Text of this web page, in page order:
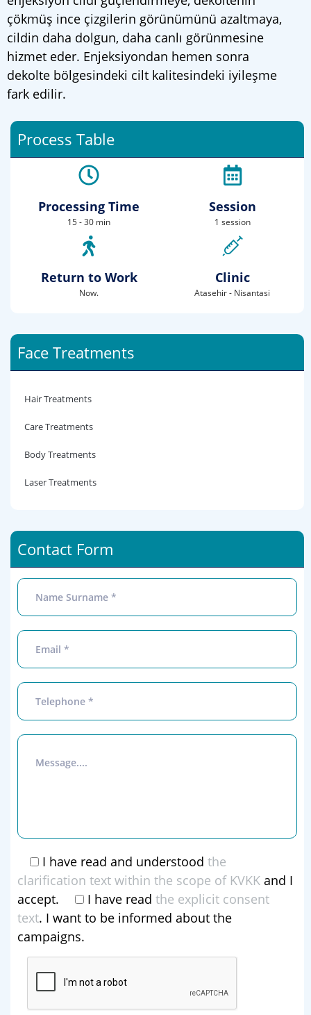
çökmüş ince çizgilerin görünümünü azaltmaya,
cildin daha dolgun, daha canlı görünmesine
hizmet eder. Enjeksiyondan hemen sonra
dekolte bölgesindeki cilt kalitesindeki iyileşme
fark edilir.
Process Table
Processing Time
15 - 30 min
Return to Work
Now.
Session
1 session
Clinic
Atasehir - Nisantasi
Face Treatments
Hair Treatments
Care Treatments
Body Treatments
Laser Treatments
Contact Form
I have read and understood the
clarification text within the scope of KVKK and I
accept.
I have read the explicit consent
text. I want to be informed about the
campaigns.